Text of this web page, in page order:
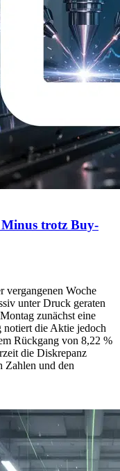
trotz Buy-
vergangenen Woche
unter Druck geraten
zunächst eine
notiert die Aktie jedoch
Rückgang von 8,22 %
die Diskrepanz
Zahlen und den